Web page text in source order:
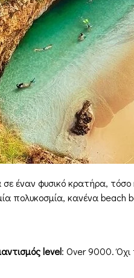
σε έναν φυσικό κρατήρα,
πολυκοσμία, κανένα
level: Over 9000. Όχι